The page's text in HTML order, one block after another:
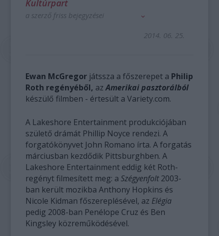
Kultúrpart
a szerző friss bejegyzései
2014. 06. 25.
Ewan McGregor játssza a főszerepet a Philip
Roth regényéből, az Amerikai pasztorálból
készülő filmben - értesült a Variety.com.
A Lakeshore Entertainment produkciójában
születő drámát Phillip Noyce rendezi. A
forgatókönyvet John Romano írta. A forgatás
márciusban kezdődik Pittsburghben. A
Lakeshore Entertainment eddig két Roth-
regényt filmesített meg: aSzégyenfolt2003-
ban került mozikba Anthony Hopkins és
Nicole Kidman főszereplésével, az Elégia
pedig 2008-ban Penélope Cruz és Ben
Kingsley közreműködésével.